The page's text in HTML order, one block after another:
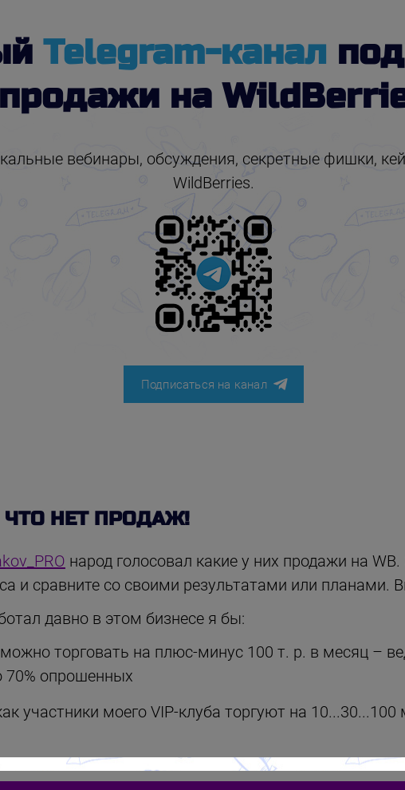
Telegram-канал
продажи на
вебинары, обсуждения, секретные фишки,
WildBerries.
Подписаться на канал
НЕТ ПРОДАЖ!
народ голосовал какие у них продажи на WB.
и сравните со своими результатами или планами.
давно в этом бизнесе я бы:
торговать на плюс-минус 100 т. р. в месяц –
70% опрошенных
участники моего VIP-клуба торгуют на